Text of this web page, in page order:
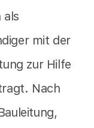
als
mit der
zur Hilfe
Nach